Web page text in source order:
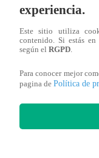
– 14 de junio del
experiencia.
Este sitio utiliza
contenido. Si estás en
según el RGPD.
Para conocer mejor
pagina de Política de